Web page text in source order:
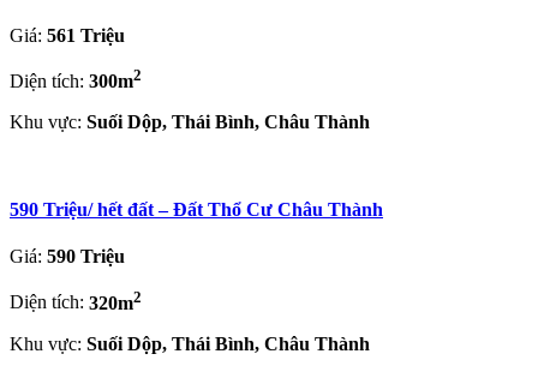
Giá: 561 Triệu
Diện tích: 300m2
Khu vực: Suối Dộp, Thái Bình, Châu Thành
590 Triệu/ hết đất – Đất Thổ Cư Châu Thành
Giá: 590 Triệu
Diện tích: 320m2
Khu vực: Suối Dộp, Thái Bình, Châu Thành